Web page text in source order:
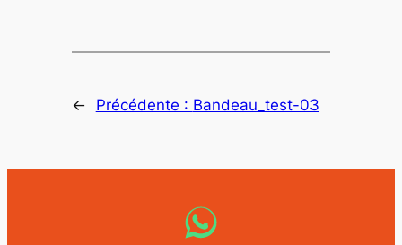
← Précédente : Bandeau_test-03